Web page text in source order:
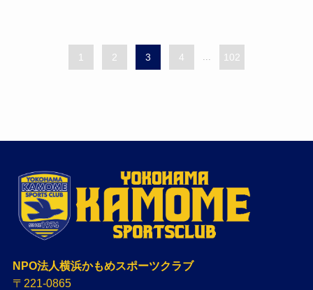
1 2 3 4 102
NPO法人横浜かもめスポーツクラブ
〒221-0865